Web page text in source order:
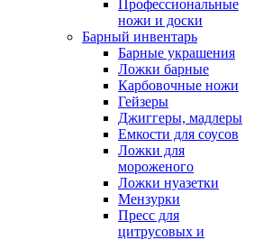
Профессиональные
ножи и доски
Барный инвентарь
Барные украшения
Ложки барные
Карбовочные ножи
Гейзеры
Джиггеры, мадлеры
Емкости для соусов
Ложки для
мороженого
Ложки нуазетки
Мензурки
Пресс для
цитрусовых и